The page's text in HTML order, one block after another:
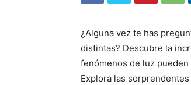
¿Alguna vez te has
distintas? Descubre la
fenómenos de luz pueden
Explora las